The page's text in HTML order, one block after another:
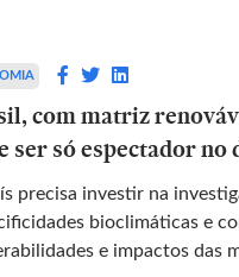
com matriz
ser só espectador no
precisa investir na
bioclimáticas e
e impactos das
meses e
Clube
2 a 0 e